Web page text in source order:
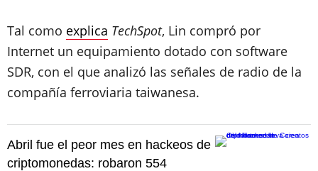
Tal como explica TechSpot, Lin compró por
Internet un equipamiento dotado con software
SDR, con el que analizó las señales de radio de la
compañía ferroviaria taiwanesa.
Abril fue el peor mes en hackeos de
criptomonedas: robaron 554